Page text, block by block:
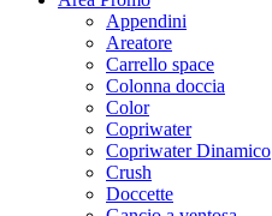
Appendini
Areatore
Carrello space
Colonna doccia
Color
Copriwater
Copriwater Dinamico
Crush
Doccette